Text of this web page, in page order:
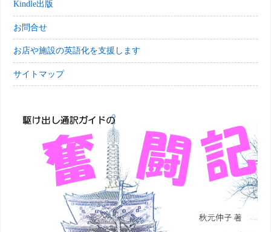
Kindle出版
お問合せ
お店や施設の英語化を支援します
サイトマップ